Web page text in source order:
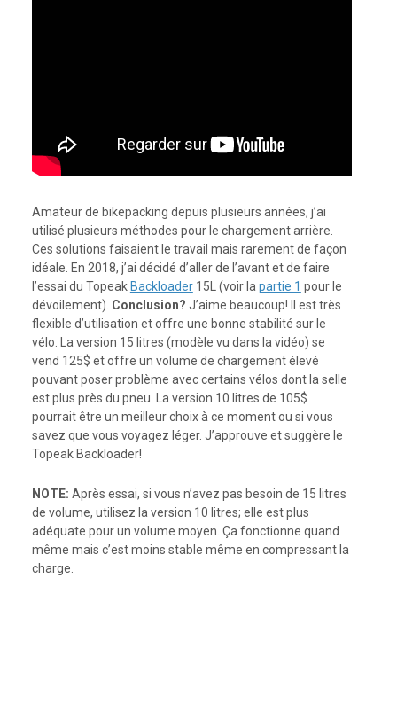
Amateur de bikepacking depuis plusieurs années, j’ai
utilisé plusieurs méthodes pour le chargement arrière.
Ces solutions faisaient le travail mais rarement de façon
idéale. En 2018, j’ai décidé d’aller de l’avant et de faire
l’essai du Topeak Backloader15L (voir lapartie 1 pour le
dévoilement). Conclusion? J’aime beaucoup! Il est très
flexible d’utilisation et offre une bonne stabilité sur le
vélo. La version 15 litres (modèle vu dans la vidéo) se
vend 125$ et offre un volume de chargement élevé
pouvant poser problème avec certains vélos dont la selle
est plus près du pneu. La version 10 litres de 105$
pourrait être un meilleur choix à ce moment ou si vous
savez que vous voyagez léger. J’approuve et suggère le
Topeak Backloader!
NOTE: Après essai, si vous n’avez pas besoin de 15 litres
de volume, utilisez la version 10 litres; elle est plus
adéquate pour un volume moyen. Ça fonctionne quand
même mais c’est moins stable même en compressant la
charge.